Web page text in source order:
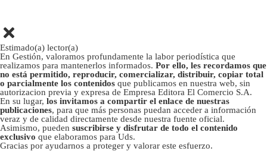
Estimado(a) lector(a)
En Gestión, valoramos profundamente la labor periodística que
realizamos para mantenerlos informados. Por ello, les recordamos que
no está permitido, reproducir, comercializar, distribuir, copiar total
o parcialmente los contenidos que publicamos en nuestra web, sin
autorizacion previa y expresa de Empresa Editora El Comercio S.A.
En su lugar, los invitamos a compartir el enlace de nuestras
publicaciones, para que más personas puedan acceder a información
veraz y de calidad directamente desde nuestra fuente oficial.
Asimismo, pueden suscribirse y disfrutar de todo el contenido
exclusivo que elaboramos para Uds.
Gracias por ayudarnos a proteger y valorar este esfuerzo.